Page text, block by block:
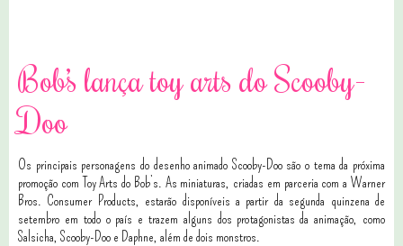
Bob’s lança toy arts do Scooby-
Doo
Os principais personagens do desenho animado Scooby-Doo são o tema da próxima
promoção com Toy Arts do Bob’s. As miniaturas, criadas em parceria com a Warner
Bros. Consumer Products, estarão disponíveis a partir da segunda quinzena de
setembro em todo o país e trazem alguns dos protagonistas da animação, como
Salsicha, Scooby-Doo e Daphne, além de dois monstros.